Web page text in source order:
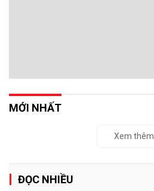
MỚI NHẤT
Xem thêm
ĐỌC NHIỀU